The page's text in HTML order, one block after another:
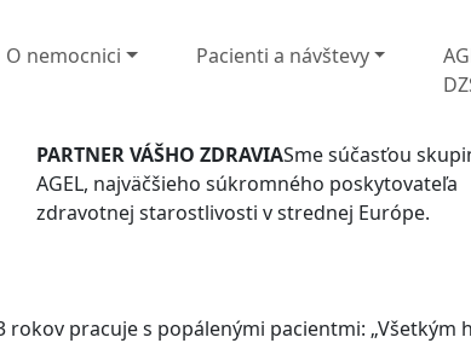
O nemocnici Pacienti a návštevy
PARTNER VÁŠHO ZDRAVIASme súčasťou
AGEL, najväčšieho súkromného poskytovateľa
zdravotnej starostlivosti v strednej Európe.
rokov pracuje s popálenými pacientmi: